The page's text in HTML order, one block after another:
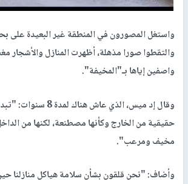
واستغل المصورون في المنطقة غير البعيدة على
والتقطوا صورا مذهلة، أظهرت المنازل والأشجار
واصفين إياها بـ"المخيفة".
وقال إد ميس، الذي عاش
حقيقية من الخارج وكأنها مصطنعة، لكنها من
مخيف ومرعب".
وأضاف: "نحن قلقون بشأن سلامة هياكل منازلنا